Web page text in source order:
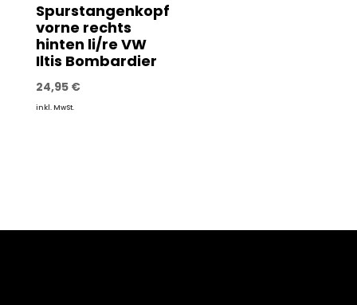
Spurstangenkopf
vorne rechts
hinten li/re VW
Iltis Bombardier
24,95 €
inkl. MwSt.